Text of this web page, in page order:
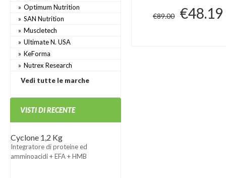
Optimum Nutrition
SAN Nutrition
Muscletech
Ultimate N. USA
KeForma
Nutrex Research
Vedi tutte le marche
VISTI DI RECENTE
Cyclone 1,2 Kg
Integratore di proteine ed
amminoacidi + EFA + HMB
€89.00 €48.19